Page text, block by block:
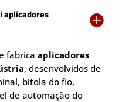
aplicadores

fabricaaplicadores
, desenvolvidos de
bitola do fio,
de automação do